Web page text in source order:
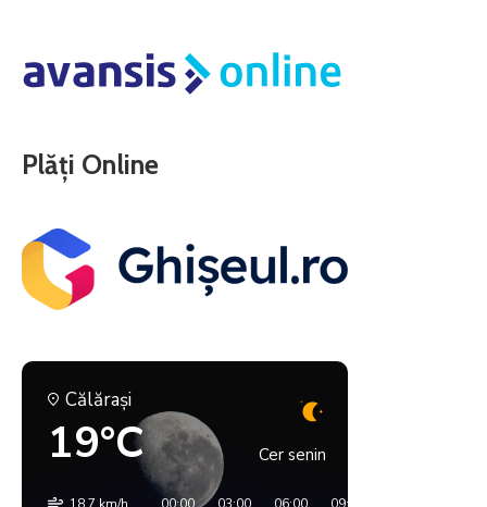
Plăți Online
Călăraşi
19°C Cer senin
18.7 km/h
00:00 03:00 06:00 09:00